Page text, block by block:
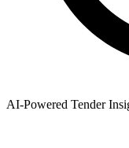
AI-Powered Tender